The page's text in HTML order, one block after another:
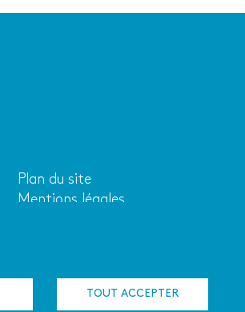
TOUT ACCEPTER
Liens
Plan du site
Mentions légales